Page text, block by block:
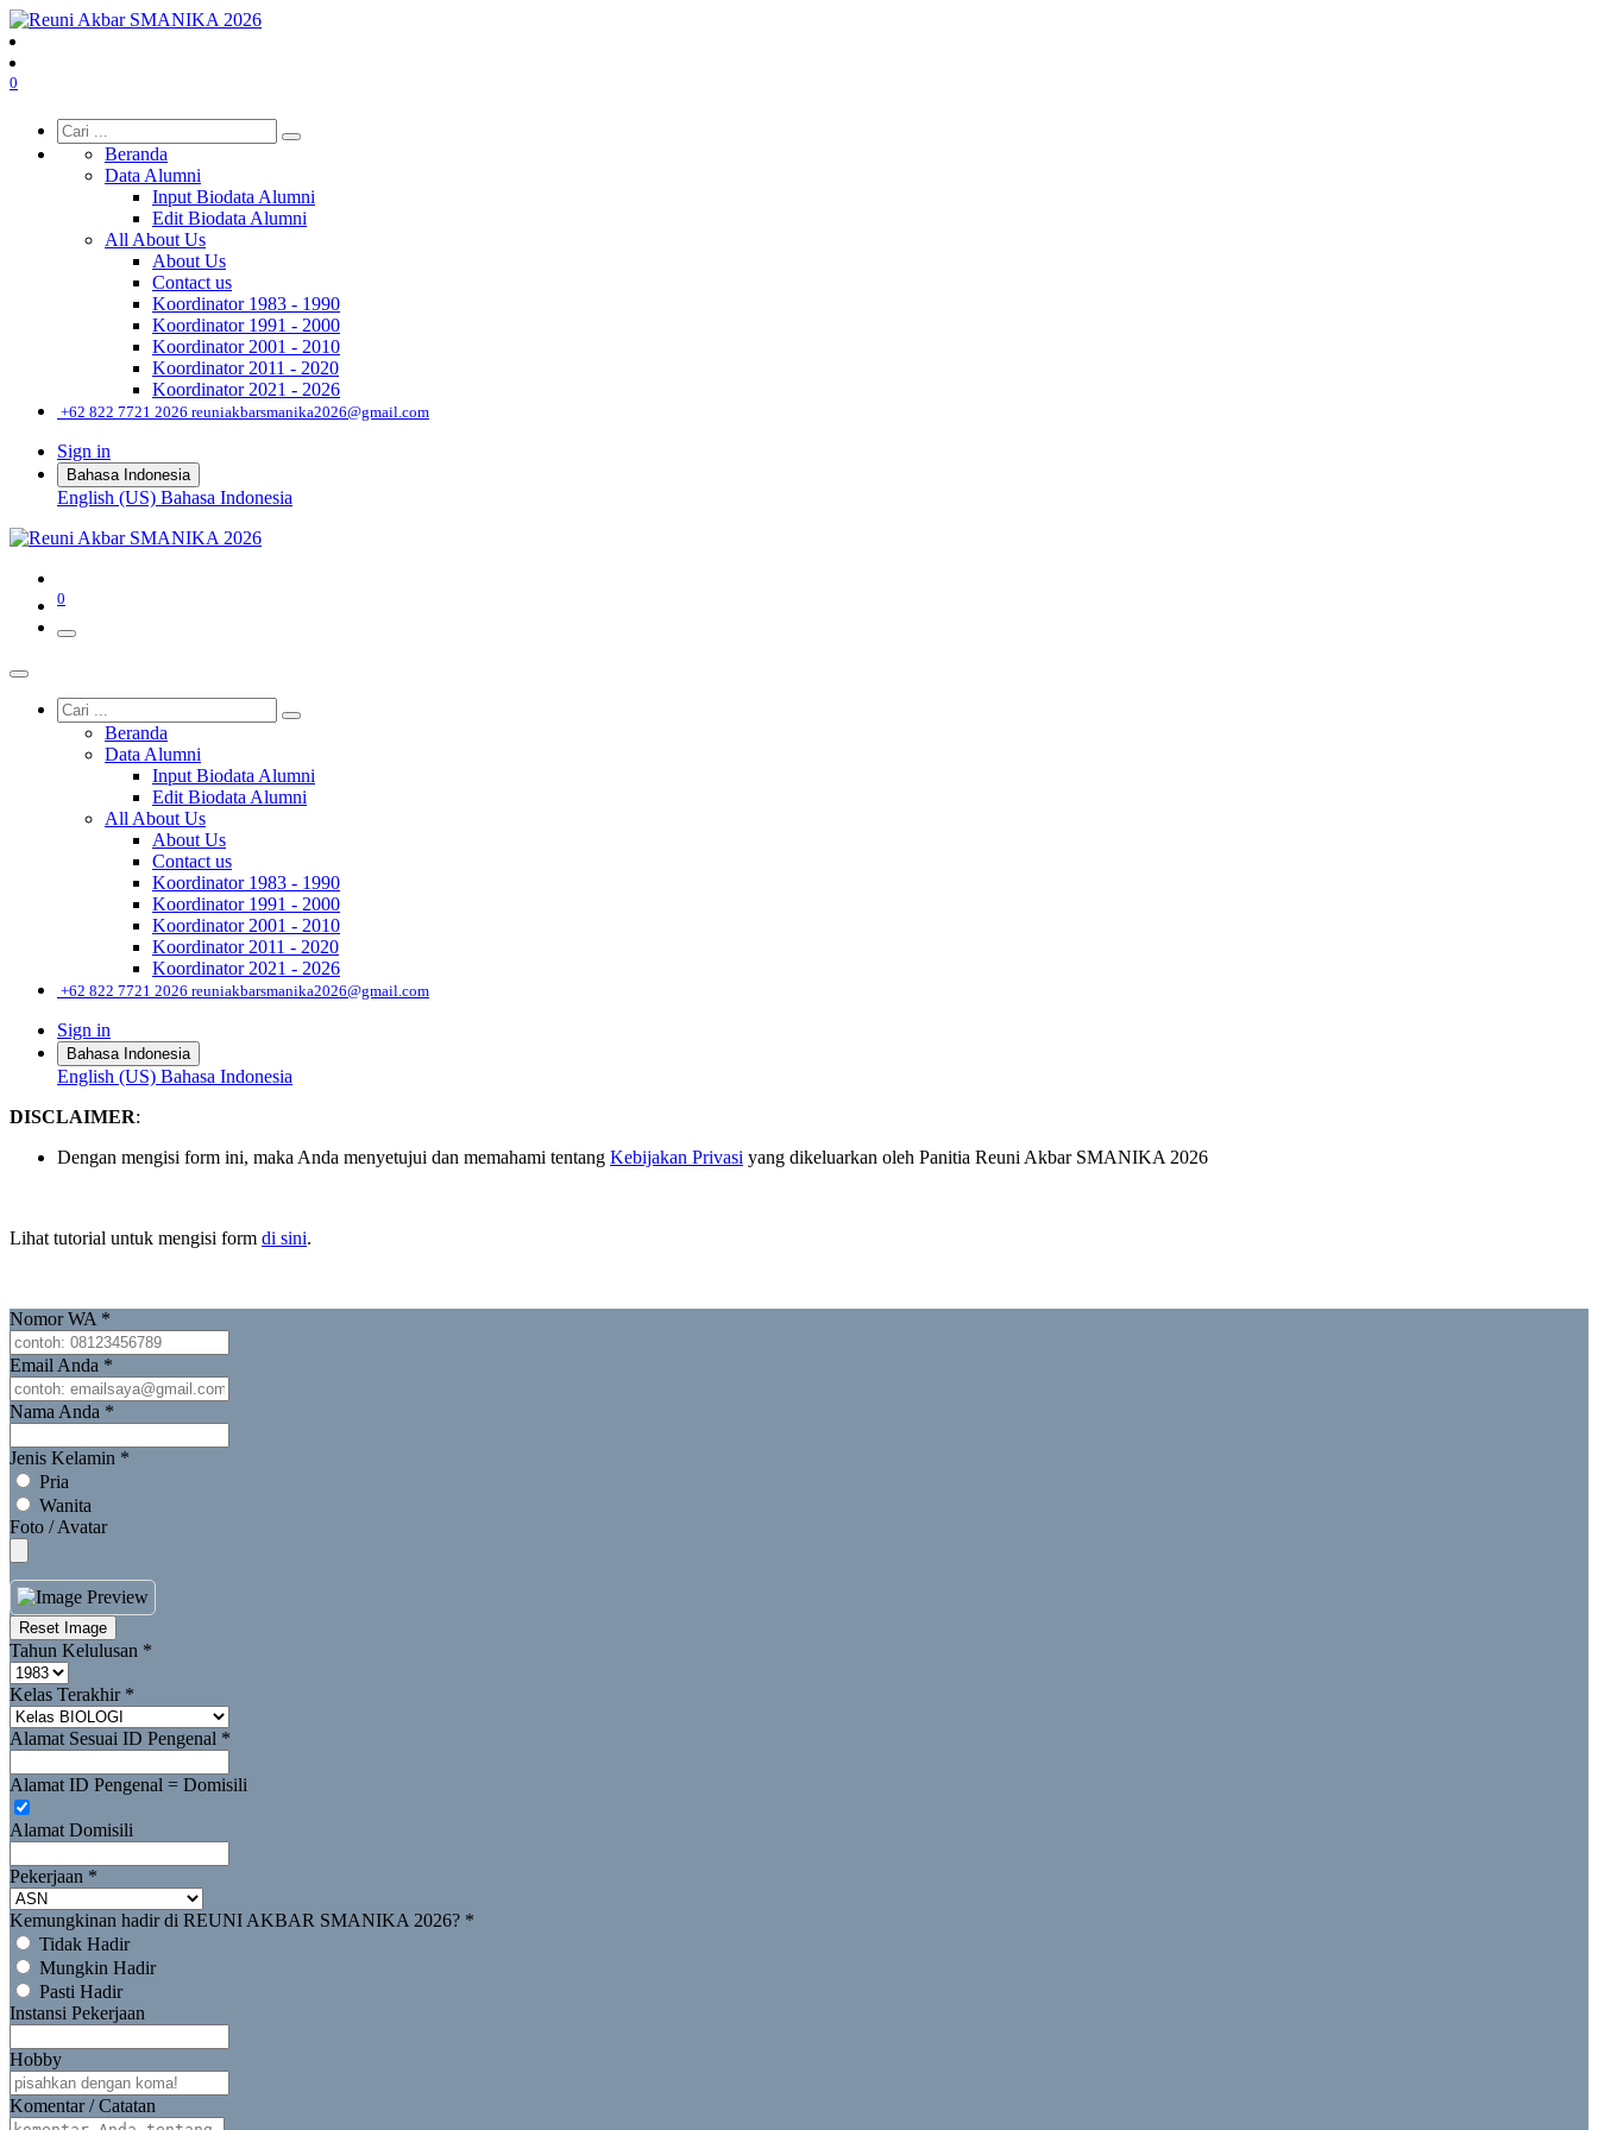
0
Beranda
Data Alumni
Input Biodata Alumni
Edit Biodata Alumni
All About Us
About Us
Contact us
Koordinator 1983 - 1990
Koordinator 1991 - 2000
Koordinator 2001 - 2010
Koordinator 2011 - 2020
Koordinator 2021 - 2026
+62 822 7721 2026 reuniakbarsmanika2026@gmail.com
Sign in
Bahasa Indonesia
English (US) Bahasa Indonesia
0
Beranda
Data Alumni
Input Biodata Alumni
Edit Biodata Alumni
All About Us
About Us
Contact us
Koordinator 1983 - 1990
Koordinator 1991 - 2000
Koordinator 2001 - 2010
Koordinator 2011 - 2020
Koordinator 2021 - 2026
+62 822 7721 2026 reuniakbarsmanika2026@gmail.com
Sign in
Bahasa Indonesia
English (US) Bahasa Indonesia
DISCLAIMER:
Dengan mengisi form ini, maka Anda menyetujui dan memahami tentang Kebijakan Privasi yang dikeluarkan oleh Panitia Reuni Akbar SMANIKA 2026
Lihat tutorial untuk mengisi form di sini.
Nomor WA *
Email Anda *
Nama Anda *
Jenis Kelamin *
Pria
Wanita
Foto / Avatar
Reset Image
Tahun Kelulusan *
Kelas Terakhir *
Alamat Sesuai ID Pengenal *
Alamat ID Pengenal = Domisili
Alamat Domisili
Pekerjaan *
Kemungkinan hadir di REUNI AKBAR SMANIKA 2026? *
Tidak Hadir
Mungkin Hadir
Pasti Hadir
Instansi Pekerjaan
Hobby
Komentar / Catatan